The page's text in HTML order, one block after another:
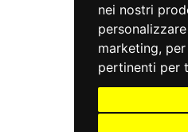
nei nostri
marketing,
pertinenti per